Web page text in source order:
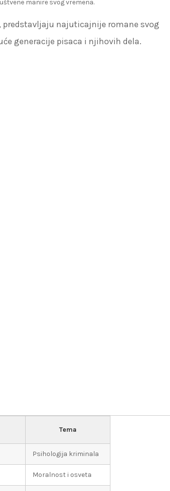
manire svog vremena.
predstavljaju najuticajnije romane svog
generacije pisaca i njihovih dela.
Tema
Psihologija kriminala
Moralnost i osveta